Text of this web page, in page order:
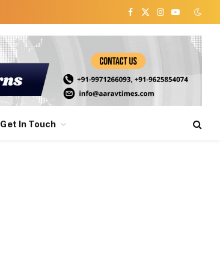
Facebook
X
Instagram
YouTube
Get In Touch